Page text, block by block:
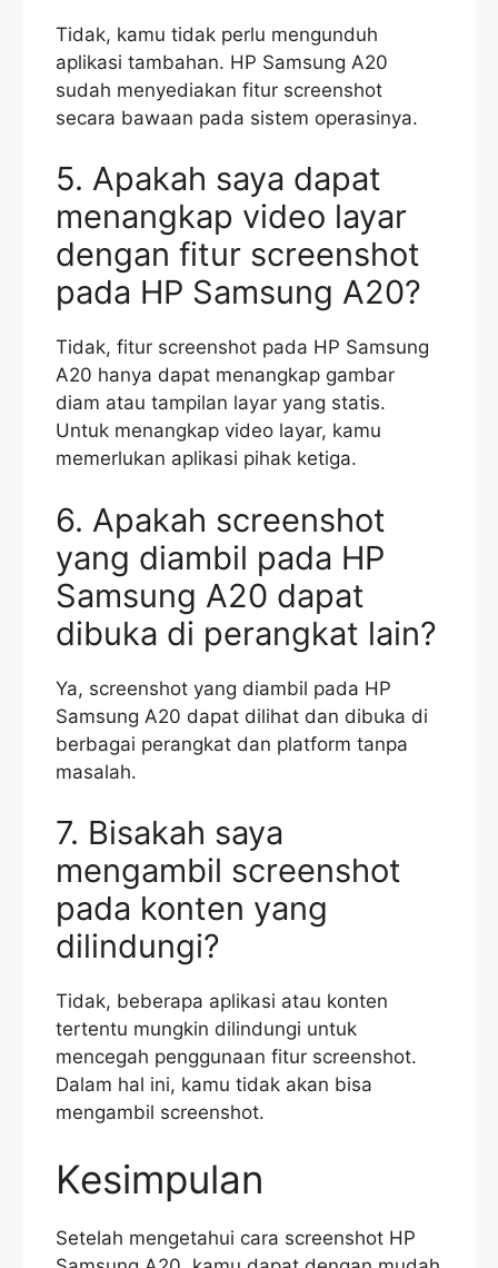
Tidak, kamu tidak perlu mengunduh
aplikasi tambahan. HP Samsung A20
sudah menyediakan fitur screenshot
secara bawaan pada sistem operasinya.
5. Apakah saya dapat
menangkap video layar
dengan fitur screenshot
pada HP Samsung A20?
Tidak, fitur screenshot pada HP Samsung
A20 hanya dapat menangkap gambar
diam atau tampilan layar yang statis.
Untuk menangkap video layar, kamu
memerlukan aplikasi pihak ketiga.
6. Apakah screenshot
yang diambil pada HP
Samsung A20 dapat
dibuka di perangkat lain?
Ya, screenshot yang diambil pada HP
Samsung A20 dapat dilihat dan dibuka di
berbagai perangkat dan platform tanpa
masalah.
7. Bisakah saya
mengambil screenshot
pada konten yang
dilindungi?
Tidak, beberapa aplikasi atau konten
tertentu mungkin dilindungi untuk
mencegah penggunaan fitur screenshot.
Dalam hal ini, kamu tidak akan bisa
mengambil screenshot.
Kesimpulan
Setelah mengetahui cara screenshot HP